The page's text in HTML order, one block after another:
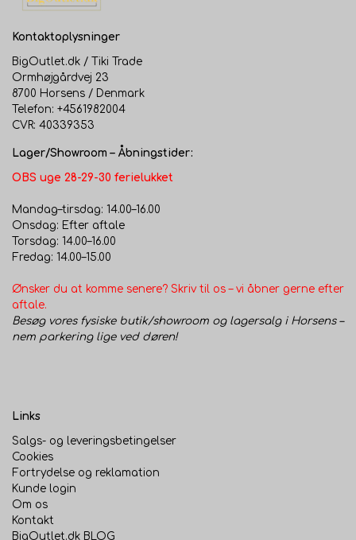
Kontaktoplysninger
BigOutlet.dk / Tiki Trade
Ormhøjgårdvej 23
8700 Horsens / Denmark
Telefon: +4561982004
CVR: 40339353
Lager/Showroom – Åbningstider:
OBS uge 28-29-30 ferielukket
Mandag–tirsdag: 14.00–16.00
Onsdag: Efter aftale
Torsdag: 14.00–16.00
Fredag: 14.00–15.00
Ønsker du at komme senere? Skriv til os – vi åbner gerne efter
aftale.
Besøg vores fysiske butik/showroom og lagersalg i Horsens –
nem parkering lige ved døren!
Links
Salgs- og leveringsbetingelser
Cookies
Fortrydelse og reklamation
Kunde login
Om os
Kontakt
BigOutlet.dk BLOG